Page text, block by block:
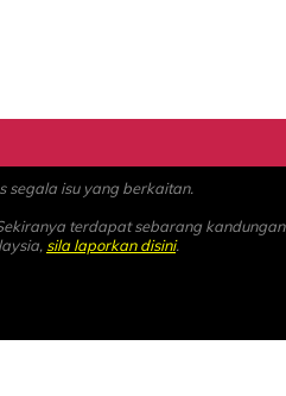
segala isu yang berkaitan.
terdapat sebarang
sila laporkan disini.